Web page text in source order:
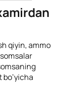
qiyin, ammo